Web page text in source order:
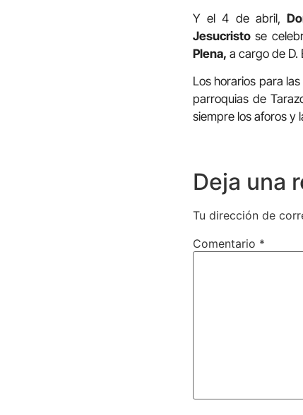
Y el 4 de abril,
Jesucristo se
Plena, a cargo de D.
Los horarios para
parroquias de
siempre los aforos y
Deja una
Tu dirección de
Comentario *